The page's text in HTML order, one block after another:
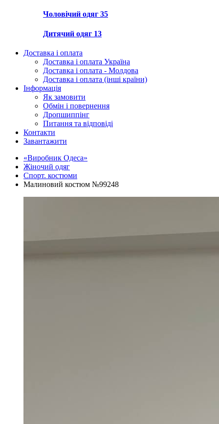
Чоловічий одяг 35
Дитячий одяг 13
Доставка і оплата
Доставка і оплата Україна
Доставка і оплата - Молдова
Доставка і оплата (інші країни)
Інформація
Як замовити
Обмін і повернення
Дропшиппінг
Питання та відповіді
Контакти
Завантажити
«Виробник Одеса»
Жіночий одяг
Спорт. костюми
Малиновий костюм №99248